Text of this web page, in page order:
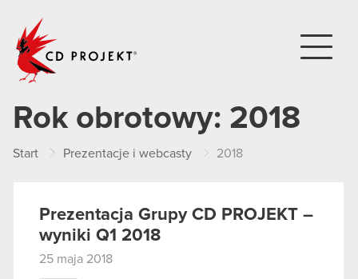
Rok obrotowy: 2018
Start Prezentacje i webcasty 2018
Prezentacja Grupy CD PROJEKT –
wyniki Q1 2018
25 maja 2018